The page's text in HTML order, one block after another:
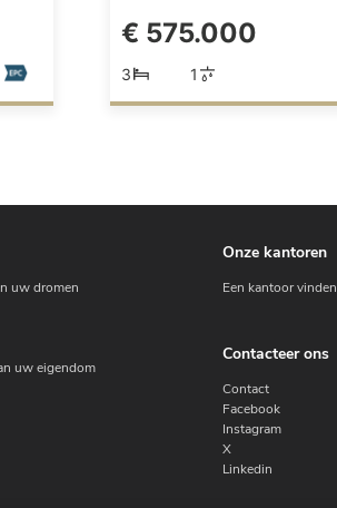
€ 575.000
3 1
uw dromen
uw eigendom
Onze kantoren
Een kantoor vinden
Contacteer ons
Contact
Facebook
Instagram
X
Linkedin